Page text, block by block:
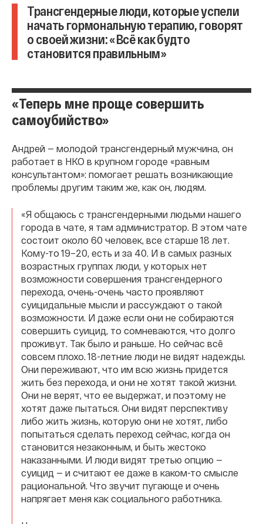
Трансгендерные люди, которые успели
начать гормональную терапию, говорят
о своей жизни: «Всё как будто
становится правильным»
«Теперь мне проще совершить
самоубийство»
Андрей — молодой трансгендерный мужчина, он
работает в НКО в крупном городе «равным
консультантом»: помогает решать возникающие
проблемы другим таким же, как он, людям.
«Я общаюсь с трансгендерными людьми нашего
города в чате, я там администратор. В этом чате
состоит около 60 человек, все старше 18 лет.
Кому-то 19–20, есть и за 40. И в самых разных
возрастных группах люди, у которых нет
возможности совершения трансгендерного
перехода, очень-очень часто проявляют
суицидальные мысли и рассуждают о такой
возможности. И даже если они не собираются
совершить суицид, то сомневаются, что долго
проживут. Так было и раньше. Но сейчас всё
совсем плохо. 18-летние люди не видят надежды.
Они переживают, что им всю жизнь придется
жить без перехода, и они не хотят такой жизни.
Они не верят, что ее выдержат, и поэтому не
хотят даже пытаться. Они видят перспективу
либо жить жизнь, которую они не хотят, либо
попытаться сделать переход сейчас, когда он
становится незаконным, и быть жестоко
наказанными. И люди видят третью опцию —
суицид — и считают ее даже в каком-то смысле
рациональной. Что звучит пугающе и очень
напрягает меня как социального работника.